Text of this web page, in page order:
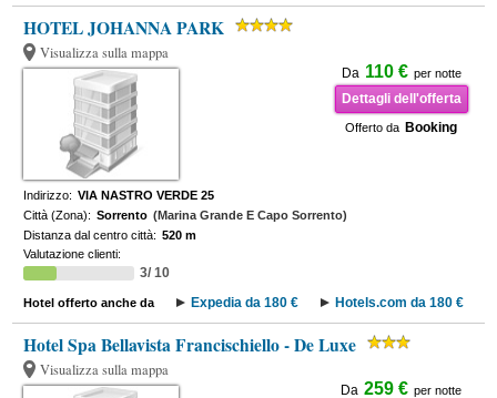
HOTEL JOHANNA PARK
Visualizza sulla mappa
Da 110 € per notte
Dettagli dell'offerta
Offerto da Booking
Indirizzo: VIA NASTRO VERDE 25
Città (Zona): Sorrento (Marina Grande E Capo Sorrento)
Distanza dal centro città: 520 m
Valutazione clienti:
3/ 10
Hotel offerto anche da Expedia da 180 € Hotels.com da 180 €
Hotel Spa Bellavista Francischiello - De Luxe
Visualizza sulla mappa
Da 259 € per notte